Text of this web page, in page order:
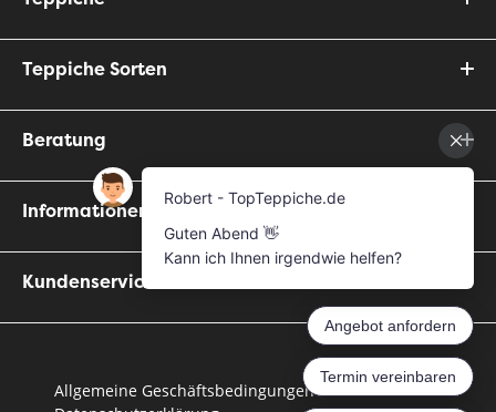
Teppiche Sorten
Beratung
Informationen
Kundenservice
Allgemeine Geschäftsbedingungen